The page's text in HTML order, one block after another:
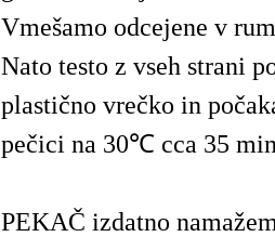
Vmešamo odcejene v
Nato testo z vseh strani
plastično vrečko in
pečici na 30℃ cca 35
PEKAČ izdatno